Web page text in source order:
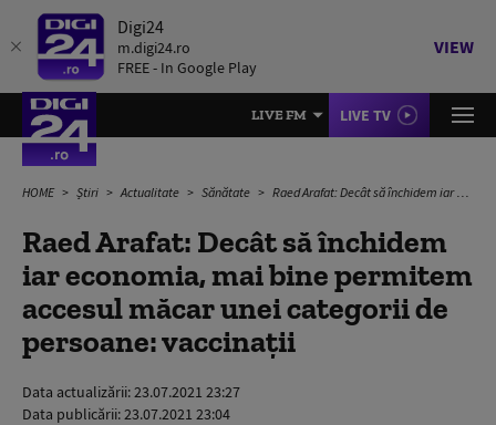
Digi24
m.digi24.ro
FREE - In Google Play
VIEW
LIVE FM LIVE TV
HOME Știri Actualitate Sănătate Raed Arafat: Decât să închidem iar economia, mai bine permitem accesul măcar unei categorii de persoane: vaccinații
Raed Arafat: Decât să închidem
iar economia, mai bine permitem
accesul măcar unei categorii de
persoane: vaccinații
Data actualizării:23.07.2021 23:27
Data publicării:23.07.2021 23:04